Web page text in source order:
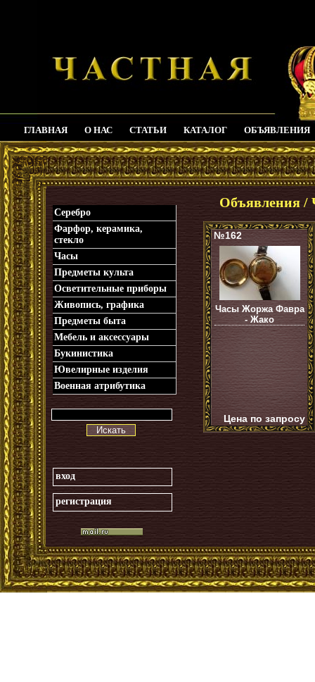
ГЛАВНАЯ О НАС СТАТЬИ КАТАЛОГ ОБЪЯВЛЕНИЯ
_
Объявления /
№162
Часы Жоржа Фавра
- Жако
Цена по запросу
Серебро
Фарфор, керамика,
стекло
Часы
Предметы культа
Осветительные приборы
Живопись, графика
Предметы быта
Мебель и аксессуары
Букинистика
Ювелирные изделия
Военная атрибутика
Искать
вход
регистрация